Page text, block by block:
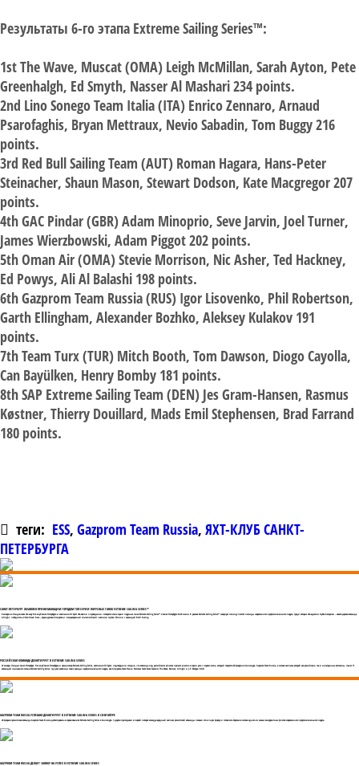
Результаты 6-го этапа Extreme Sailing Series™:
1st The Wave, Muscat (OMA) Leigh McMillan, Sarah Ayton, Pete
Greenhalgh, Ed Smyth, Nasser Al Mashari 234 points.
2nd Lino Sonego Team Italia (ITA) Enrico Zennaro, Arnaud
Psarofaghis, Bryan Mettraux, Nevio Sabadin, Tom Buggy 216
points.
3rd Red Bull Sailing Team (AUT) Roman Hagara, Hans-Peter
Steinacher, Shaun Mason, Stewart Dodson, Kate Macgregor 207
points.
4th GAC Pindar (GBR) Adam Minoprio, Seve Jarvin, Joel Turner,
James Wierzbowski, Adam Piggot 202 points.
5th Oman Air (OMA) Stevie Morrison, Nic Asher, Ted Hackney,
Ed Powys, Ali Al Balashi 198 points.
6th Gazprom Team Russia (RUS) Igor Lisovenko, Phil Robertson,
Garth Ellingham, Alexander Bozhko, Aleksey Kulakov 191
points.
7th Team Turx (TUR) Mitch Booth, Tom Dawson, Diogo Cayolla,
Can Bayülken, Henry Bomby 181 points.
8th SAP Extreme Sailing Team (DEN) Jes Gram-Hansen, Rasmus
Køstner, Thierry Douillard, Mads Emil Stephensen, Brad Farrand
180 points.
теги: ESS, Gazprom Team Russia, ЯХТ-КЛУБ САНКТ-
ПЕТЕРБУРГА
САНКТ-ПЕТЕРБУРГ ОБЪЯВЛЕН ПРИНИМАЮЩИМ ГОРОДОМ ТОП-СЕРИИ ПАРУСНЫХ ГОНОК EXTREME SAILING SERIES™
8 января на Лондонском бот-шоу Яхт-клуб Санкт-Петербурга и компания OC Sport объявили о проведении четвертого этапа серии парусных гонок Extreme Sailing Series™ в Санкт-Петербурге 26-29 июня. В рамках Extreme Sailing Series™ северную столицу посетят легенды современного профессионального паруса, среди которых обладатели Кубка Америки – швейцарская команда
Alinghi, победитель Volvo Ocean Race – французская Groupama и четырехкратный олимпийский чемпион сэр Бен Эйнсли с командой BAR Racing.
РОССИЙСКАЯ КОМАНДА ДЕБЮТИРУЕТ В EXTREME SAILING SERIES
23 января, Лондон-Санкт-Петербург: Яхт-клуб Санкт-Петербурга и организатор Extreme Sailing Series, компания OC Sport, подтвердили сегодня, что команда под российским флагом примет участие в серии уже с первого этапа, который откроется 20 февраля в Сингапуре. Gazprom Team Russia, в составе экипажа которой как российские, так и иностранные яхтсмены, станет 11
командой нынешнего сезона Extreme Sailing Series, где уже заявлены такие гранды профессионального паруса, как Groupama Team France, Emirates Team New Zealand, The Wave, Muscat, Alinghi и J.P. Morgan BAR.
GAZPROM TEAM RUSSIA УСПЕШНО ДЕБЮТИРУЕТ В EXTREME SAILING SERIES В СИНГАПУРЕ
20 февраля российская команда Gazprom Team Russia дебютировала в соревнованиях Extreme Sailing Series в Сингапуре. С двумя приходами в первой пятерке международный экипаж российской команды показал отличную форму и готовность бороться в составе одного из самых конкурентных флотов современного профессионального паруса.
GAZPROM TEAM RUSSIA ДЕЛАЕТ ЗАЯВКУ НА УСПЕХ В EXTREME SAILING SERIES